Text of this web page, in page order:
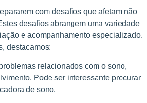
com desafios que afetam não
desafios abrangem uma variedade
e acompanhamento especializado.
destacamos:
relacionados com o sono,
Pode ser interessante procurar
de sono.